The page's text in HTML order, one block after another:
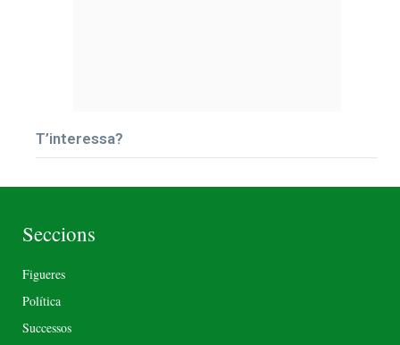
T’interessa?
Seccions
Figueres
Política
Successos